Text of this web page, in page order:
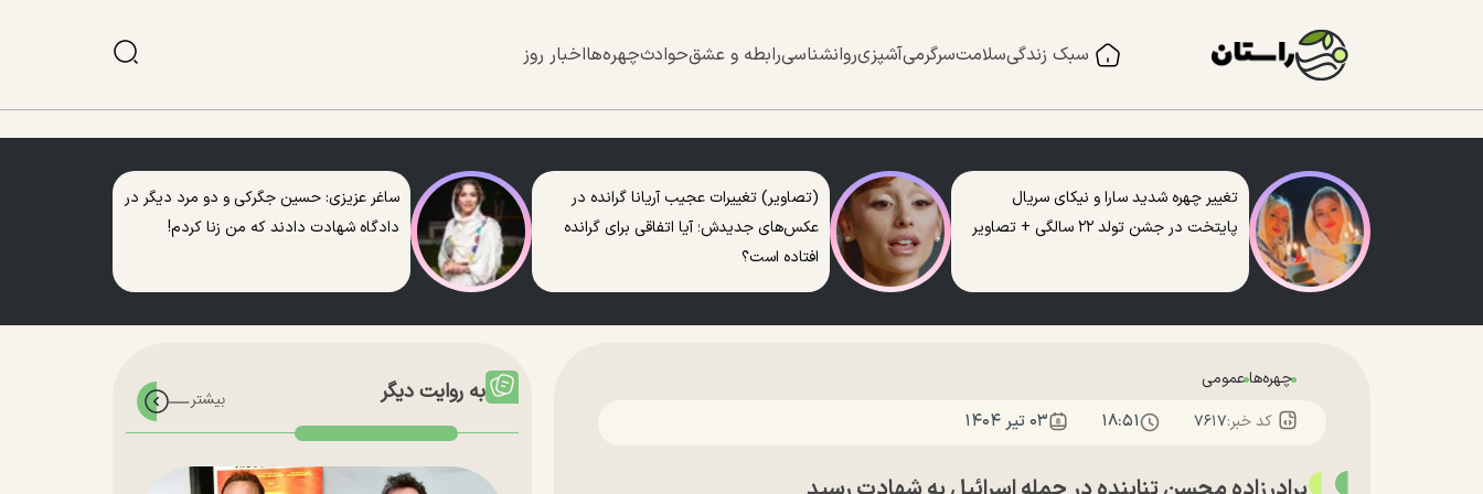
سبک زندگیسلامتسرگرمیآشپزیروانشناسیرابطه و عشقحوادثچهره‌هااخبار روز
تغییر چهره شدید سارا و نیکای سریال
پایتخت در جشن تولد ۲۲ سالگی + تصاویر
(تصاویر) تغییرات عجیب آریانا گرانده در
عکس‌های جدیدش؛ آیا اتفاقی برای گرانده
افتاده است؟
ساغر عزیزی: حسین جگرکی و دو مرد دیگر در
دادگاه شهادت دادند که من زنا کردم!
چهره‌هاعمومی
کد خبر:۷۶۱۷ ۱۸:۵۱ ۰۳ تير ۱۴۰۴
به روایت دیگر